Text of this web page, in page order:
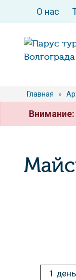
О нас
Главная »
Внимание:
1 день